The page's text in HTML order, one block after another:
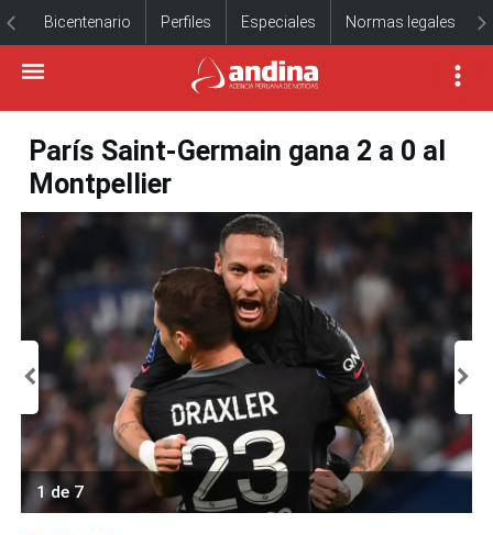
Bicentenario Perfiles Especiales Normas legales
París Saint-Germain gana 2 a 0 al
Montpellier
1 de 7